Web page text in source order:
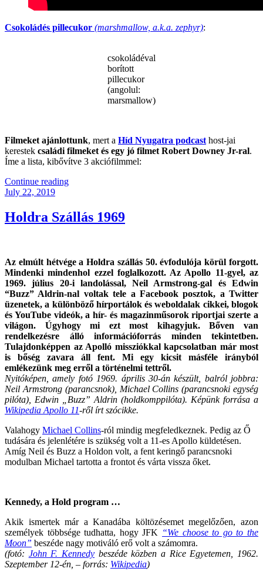
Csokoládés pillecukor (marshmallow, a.k.a. zephyr):
csokoládéval
borított
pillecukor
(angolul:
marsmallow)
Filmeket ajánlottunk, mert a Híd Nyugatra podcast host-jai
kerestek családi filmeket és egy jó filmet Robert Downey Jr-ral.
Íme a lista, kibővítve 3 akciófilmmel:
Continue reading“KB041
Migráncsok”
Posted
July 22, 2019
Holdra Szállás 1969
Az elmúlt hétvége a Holdra szállás 50. évfodulója körül forgott.
Mindenki mindenhol ezzel foglalkozott. Az Apollo 11-gyel, az
1969. július 20-i landolással, Neil Armstrong-gal és Edwin
“Buzz” Aldrin-nal voltak tele a Facebook posztok, a Twitter
üzenetek, a különböző hírportálok és weboldalak cikkei, blogok
és YouTube videók, a hír- és magazinműsorok riportjai szerte a
világon. Úgyhogy mi ezt most kihagyjuk. Bőven van
rendelkezésre álló információforrás minden tekintetben.
Tulajdonképpen az Apolló missziókkal kapcsolatban már most
is bőség zavara áll fent. Mi egy kicsit másféle irányból
emlékezünk meg erről a történelmi tettről.
Nyitóképen, amely fotó 1969. április 30-án készült, balról jobbra:
Neil Armstrong (parancsnok), Michael Collins (parancsnoki egység
pilóta), Edwin „Buzz” Aldrin (holdkomppilóta). Képünk forrása a
Wikipedia Apollo 11-ről írt szócikke.
Valahogy Michael Collins-ról mindig megfeledkeznek. Pedig az Ő
tudására és jelenlétére is szükség volt a 11-es Apollo küldetésen.
Amíg Neil és Buzz a Holdon volt, a fent keringő parancsnoki
modulban Michael tartotta a frontot és várta vissza őket.
Kennedy, a Hold program …
Akik ismertek már a Kanadába költözésemet megelőzően, azon
személyek többsége tudhatta, hogy JFK “We choose to go to the
Moon” beszéde nagy motiváló erő volt a számomra.
(fotó: John F. Kennedy beszéde közben a Rice Egyetemen, 1962.
Szeptember 12-én, – forrás: Wikipedia)